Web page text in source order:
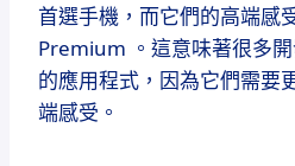
首選手機，而它們的高端感
Premium 。這意味著很多
的應用程式，因為它們需要
端感受。